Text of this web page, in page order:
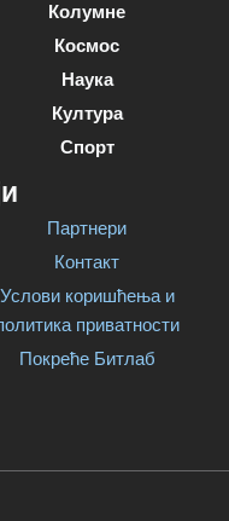
Колумне
Космос
Наука
Култура
Спорт
Партнери
Контакт
Услови коришћења и
приватности
Покреће Битлаб